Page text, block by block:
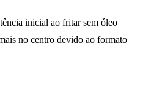
inicial ao fritar sem óleo
no centro devido ao formato